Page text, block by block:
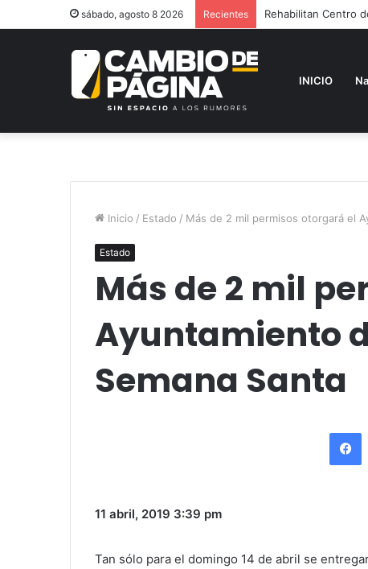
sábado, agosto 8 2026 Recientes Rehabilitan Centro
INICIO
Inicio / Estado / Más de 2 mil permisos otorgará el
Estado
Más de 2 mil
Ayuntamiento
Semana Santa
11 abril, 2019 3:39 pm
Tan sólo para el domingo 14 de abril se